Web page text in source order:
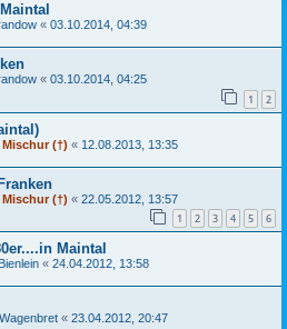
« 03.10.2014, 04:39
« 03.10.2014, 04:25
1 2
(†) « 12.08.2013, 13:35
(†) « 22.05.2012, 13:57
1 2 3 4 5 6
Maintal
« 24.04.2012, 13:58
« 23.04.2012, 20:47